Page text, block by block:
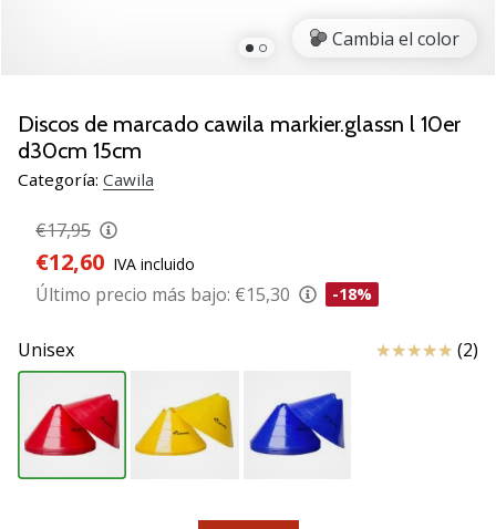
Navidad
para
jugadores
de
¡Nuestros
consejos
te
ayudarán
elegir
regalo
perfecto!
Encuentra…
Cambia el color
Discos de marcado cawila markier.glassn l 10er
d30cm 15cm
Categoría: Cawila
€17,95
€12,60 IVA incluido
Último precio más bajo: €15,30 -18%
Unisex Reseña (2)